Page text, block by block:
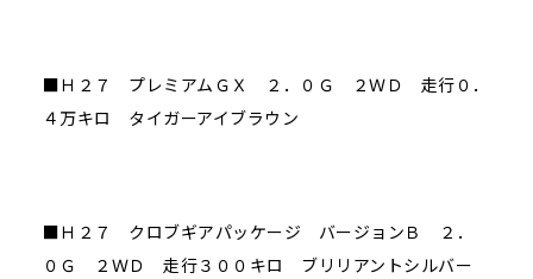
■Ｈ２７ プレミアムＧＸ ２．０Ｇ ２ＷＤ 走行０．
４万キロ タイガーアイブラウン
■Ｈ２７ クロブギアパッケージ バージョンＢ ２．
０Ｇ ２ＷＤ 走行３００キロ ブリリアントシルバー